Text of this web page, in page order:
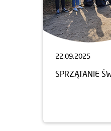
22.09.2025
SPRZĄTANIE